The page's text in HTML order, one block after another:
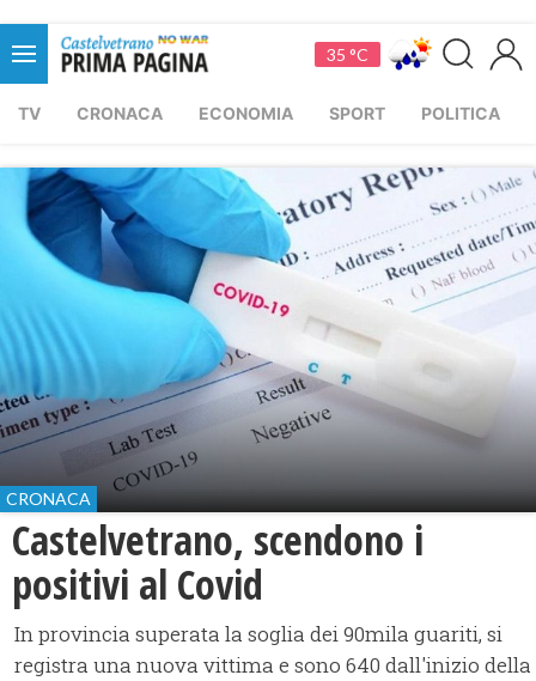
35 °C
TV CRONACA ECONOMIA SPORT POLITICA
CRONACA
Castelvetrano, scendono i
positivi al Covid
In provincia superata la soglia dei 90mila guariti, si
registra una nuova vittima e sono 640 dall'inizio della